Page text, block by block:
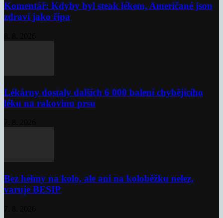
Komentář: Kdyby byl steak lékem, Američané jsou
zdraví jako řípa
Lékárny dostaly dalších 6 000 balení chybějícího
léku na rakovinu prsu
Bez helmy na kolo, ale ani na koloběžku nelez,
varuje BESIP